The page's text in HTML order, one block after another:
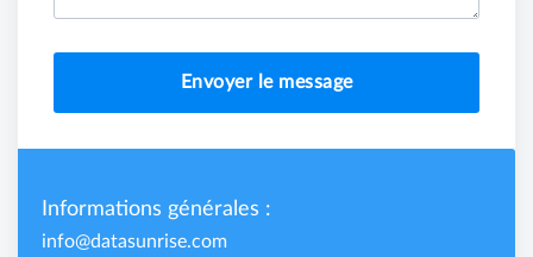
Envoyer le message
Informations générales :
info@datasunrise.com